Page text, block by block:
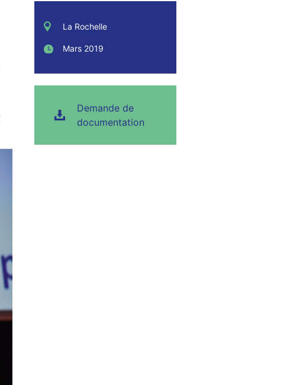
La Rochelle
Mars 2019
Demande de
documentation